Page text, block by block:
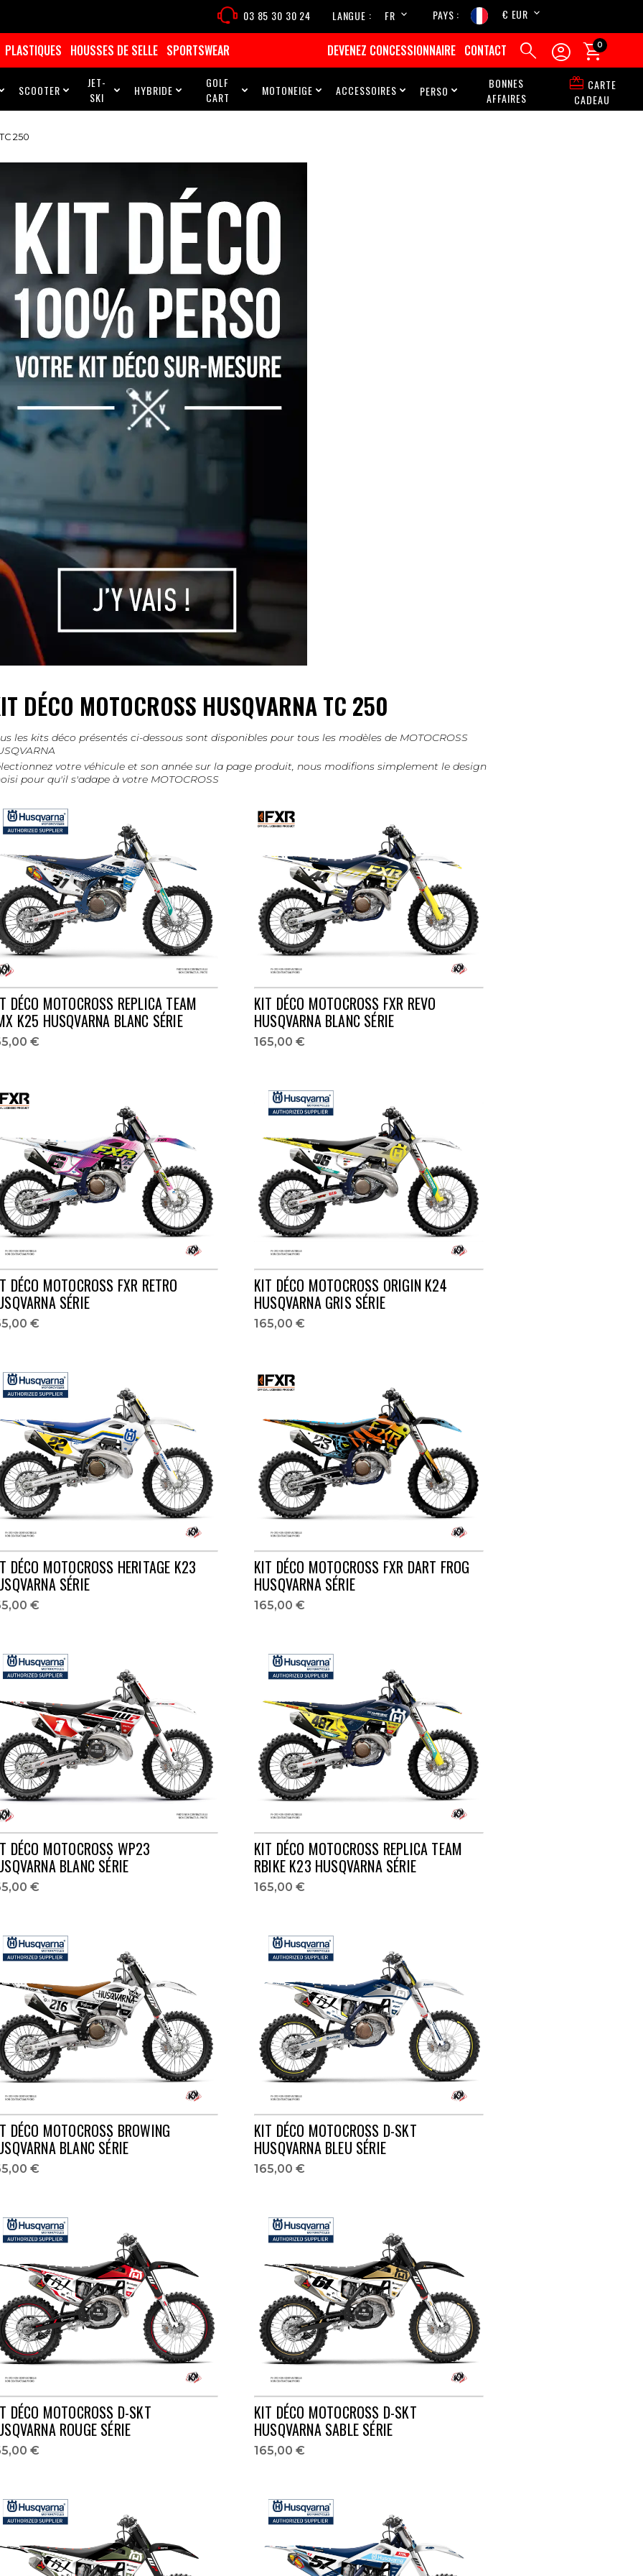
PLASTIQUES HOUSSES DE SELLE SPORTSWEAR DEVENEZ CONCESSIONNAIRE CONTACT   
0
SCOOTER 
JET-
SKI
 HYBRIDE 
GOLF
CART
 MOTONEIGE  ACCESSOIRES  PERSO 
BONNES
AFFAIRES
 CARTE
CADEAU
03 85 30 30 24 LANGUE
FR
PAYS € EUR
TC 250
DÉCO MOTOCROSS HUSQVARNA TC 250
les kits déco présentés ci-dessous sont disponibles pour tous les modèles de MOTOCROSS
votre véhicule et son année sur la page produit, nous modifions simplement le design
pour qu'il s'adape à votre MOTOCROSS
DÉCO MOTOCROSS REPLICA TEAM
K25 HUSQVARNA BLANC SÉRIE
€
KIT DÉCO MOTOCROSS FXR REVO
HUSQVARNA BLANC SÉRIE
165,00 €
DÉCO MOTOCROSS FXR RETRO
SÉRIE
€
KIT DÉCO MOTOCROSS ORIGIN K24
HUSQVARNA GRIS SÉRIE
165,00 €
DÉCO MOTOCROSS HERITAGE K23
SÉRIE
€
KIT DÉCO MOTOCROSS FXR DART FROG
HUSQVARNA SÉRIE
165,00 €
DÉCO MOTOCROSS WP23
BLANC SÉRIE
€
KIT DÉCO MOTOCROSS REPLICA TEAM
RBIKE K23 HUSQVARNA SÉRIE
165,00 €
DÉCO MOTOCROSS BROWING
BLANC SÉRIE
€
KIT DÉCO MOTOCROSS D-SKT
HUSQVARNA BLEU SÉRIE
165,00 €
DÉCO MOTOCROSS D-SKT
ROUGE SÉRIE
€
KIT DÉCO MOTOCROSS D-SKT
HUSQVARNA SABLE SÉRIE
165,00 €